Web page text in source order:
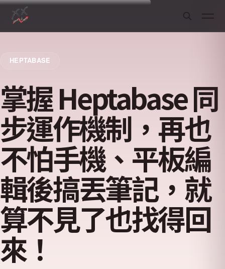
HEPTABASE
掌握 Heptabase 同
步運作機制，再也
不怕手機、平板編
輯後搞丟筆記，就
算不見了也找得回
來！